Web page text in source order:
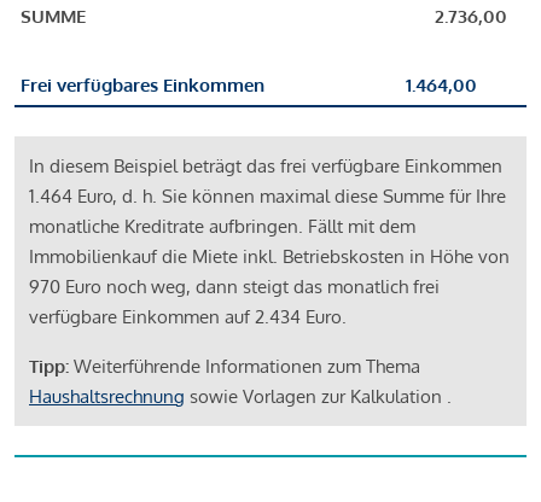
SUMME
2.736,00
Frei verfügbares Einkommen 1.464,00
In diesem Beispiel beträgt das frei verfügbare Einkommen
1.464 Euro, d. h. Sie können maximal diese Summe für Ihre
monatliche Kreditrate aufbringen. Fällt mit dem
Immobilienkauf die Miete inkl. Betriebskosten in Höhe von
970 Euro noch weg, dann steigt das monatlich frei
verfügbare Einkommen auf 2.434 Euro.
Tipp: Weiterführende Informationen zum Thema
Haushaltsrechnung sowie Vorlagen zur Kalkulation .